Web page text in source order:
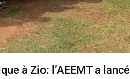
à Zio: l’AEEMT a